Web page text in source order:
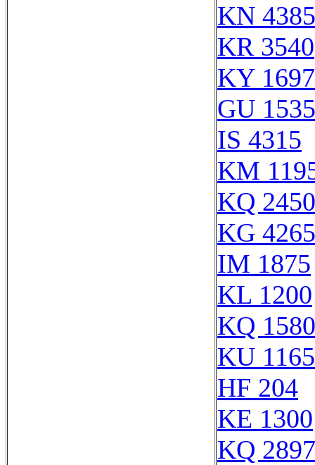
KN 4385
KR 3540
KY 1697
GU
IS 4315
KM
KQ 2450
KG 4265
IM 1875
KL 1200
KQ 1580
KU 1165
HF 204
KE 1300
KQ 2897